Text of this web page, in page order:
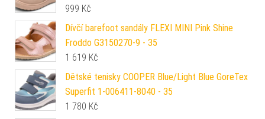
999 Kč
Dívčí barefoot sandály FLEXI MINI Pink Shine
Froddo G3150270-9 - 35
1 619 Kč
Dětské tenisky COOPER Blue/Light Blue GoreTex
Superfit 1-006411-8040 - 35
1 780 Kč